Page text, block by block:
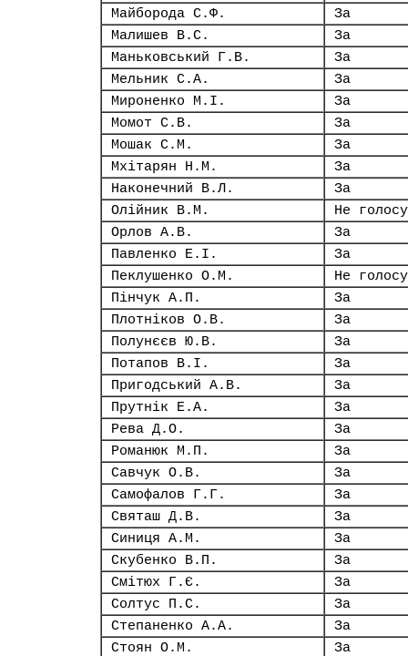
Майборода С.Ф.
За
Малишев В.С.
За
Маньковський Г.В.
За
Мельник С.А.
За
Мироненко М.І.
За
Момот С.В.
За
Мошак С.М.
За
Мхітарян Н.М.
За
Наконечний В.Л.
За
Олійник В.М.
Не
Орлов А.В.
За
Павленко Е.І.
За
Пеклушенко О.М.
Не
Пінчук А.П.
За
Плотніков О.В.
За
Полунєєв Ю.В.
За
Потапов В.І.
За
Пригодський А.В.
За
Прутнік Е.А.
За
Рева Д.О.
За
Романюк М.П.
За
Савчук О.В.
За
Самофалов Г.Г.
За
Святаш Д.В.
За
Синиця А.М.
За
Скубенко В.П.
За
Смітюх Г.Є.
За
Солтус П.С.
За
Степаненко А.А.
За
Стоян О.М.
За